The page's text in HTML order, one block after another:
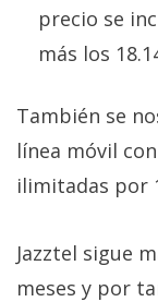
precio se
más los
También se
línea móvil
ilimitadas por
Jazztel sigue
meses y por